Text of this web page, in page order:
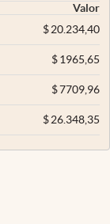
Valor
$20.234,40
$1965,65
$7709,96
$26.348,35